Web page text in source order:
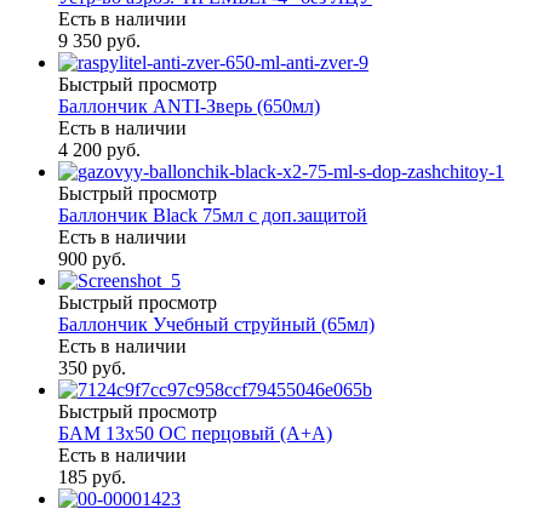
Есть в наличии
9 350 руб.
Быстрый просмотр
Баллончик ANTI-Зверь (650мл)
Есть в наличии
4 200 руб.
Быстрый просмотр
Баллончик Black 75мл с доп.защитой
Есть в наличии
900 руб.
Быстрый просмотр
Баллончик Учебный струйный (65мл)
Есть в наличии
350 руб.
Быстрый просмотр
БАМ 13х50 ОС перцовый (A+A)
Есть в наличии
185 руб.